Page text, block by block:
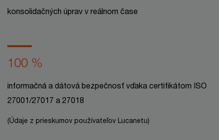
konsolidačných úprav v reálnom čase
100 %
informačná a dátová bezpečnosť vďaka certifikátom ISO
27001/27017 a 27018
(Údaje z prieskumov používateľov Lucanetu)